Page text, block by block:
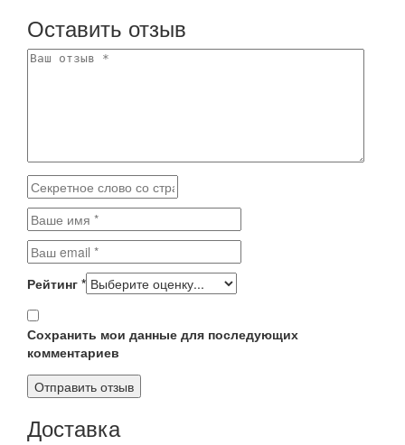
Оставить отзыв
Рейтинг *
Сохранить мои данные для последующих
комментариев
Доставка